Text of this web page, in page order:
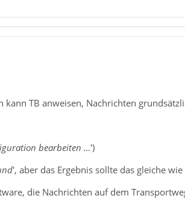
kann TB anweisen, Nachrichten
bearbeiten …')
', aber das Ergebnis sollte das gleiche
die Nachrichten auf dem